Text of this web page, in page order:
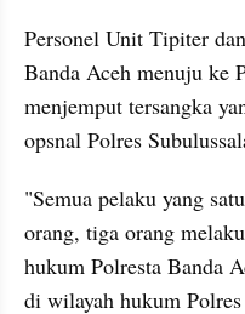
Personel Unit Tipiter
Banda Aceh menuju ke
menjemput tersangka
opsnal Polres
"Semua pelaku yang
orang, tiga orang
hukum Polresta Banda
di wilayah hukum